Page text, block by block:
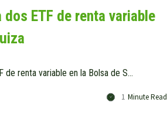
ETF de renta variable
Vanguard cotiza dos ETF de renta variable en la Bolsa de Suiza
1 Minute Read